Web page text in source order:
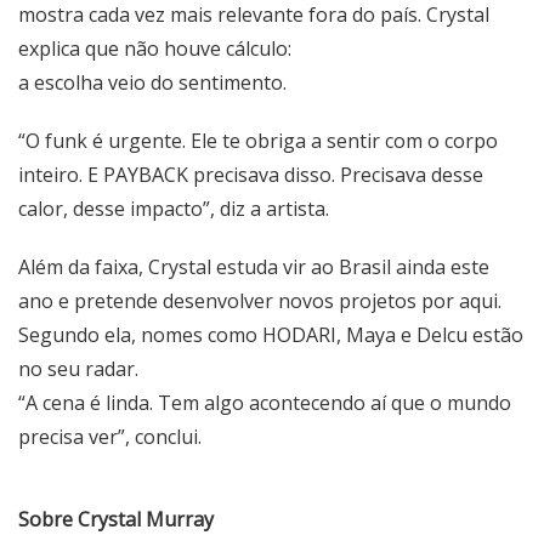
mostra cada vez mais relevante fora do país. Crystal
explica que não houve cálculo:
a escolha veio do sentimento.
“O funk é urgente. Ele te obriga a sentir com o corpo
inteiro. E PAYBACK precisava disso. Precisava desse
calor, desse impacto”, diz a artista.
Além da faixa, Crystal estuda vir ao Brasil ainda este
ano e pretende desenvolver novos projetos por aqui.
Segundo ela, nomes como HODARI, Maya e Delcu estão
no seu radar.
“A cena é linda. Tem algo acontecendo aí que o mundo
precisa ver”, conclui.
Sobre Crystal Murray